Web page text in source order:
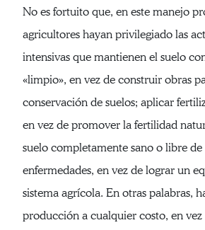
No es fortuito que, en este manejo
agricultores hayan privilegiado las
intensivas que mantienen el suelo
«limpio», en vez de construir obras
conservación de suelos; aplicar
en vez de promover la fertilidad
suelo completamente sano o libre de
enfermedades, en vez de lograr un
sistema agrícola. En otras palabras,
producción a cualquier costo, en vez